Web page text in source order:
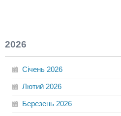
2026
Січень 2026
Лютий 2026
Березень 2026